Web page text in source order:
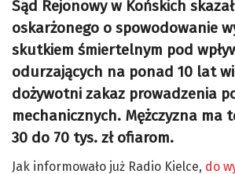
Sąd Rejonowy w Końskich
oskarżonego o spowodowanie
skutkiem śmiertelnym pod
odurzających na ponad 10 lat
dożywotni zakaz prowadzenia
mechanicznych. Mężczyzna ma
30 do 70 tys. zł ofiarom.
Jak informowało już Radio Kielce, do